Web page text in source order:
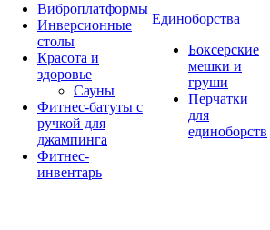
Виброплатформы
Инверсионные
столы
Красота и
здоровье
Сауны
Фитнес-батуты с
ручкой для
джампинга
Фитнес-
инвентарь
Единоборства
Боксерские
мешки и
груши
Перчатки
для
единоборств